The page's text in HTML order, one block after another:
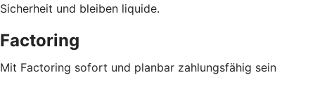
Sicherheit und bleiben liquide.
Factoring
Mit Factoring sofort und planbar zahlungsfähig sein